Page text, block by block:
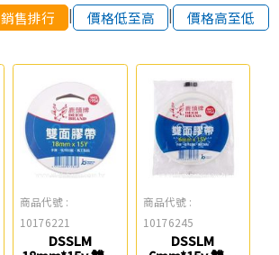
銷售排行 | 價格低至高 | 價格高至低
商品代號 :
10176221
DSSLM
商品代號 :
10176245
DSSLM